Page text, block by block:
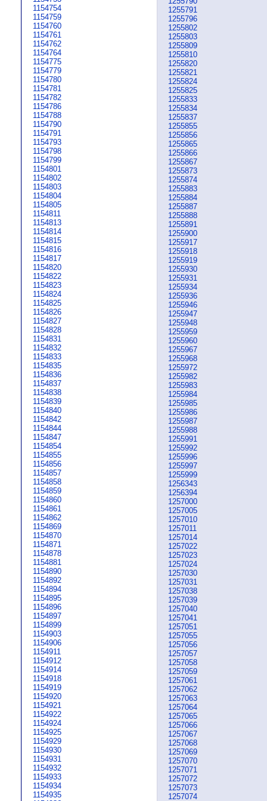
1154754
1154759
1154760
1154761
1154762
1154764
1154775
1154779
1154780
1154781
1154782
1154786
1154788
1154790
1154791
1154793
1154798
1154799
1154801
1154802
1154803
1154804
1154805
1154811
1154813
1154814
1154815
1154816
1154817
1154820
1154822
1154823
1154824
1154825
1154826
1154827
1154828
1154831
1154832
1154833
1154835
1154836
1154837
1154838
1154839
1154840
1154842
1154844
1154847
1154854
1154855
1154856
1154857
1154858
1154859
1154860
1154861
1154862
1154869
1154870
1154871
1154878
1154881
1154890
1154892
1154894
1154895
1154896
1154897
1154899
1154903
1154906
1154911
1154912
1154914
1154918
1154919
1154920
1154921
1154922
1154924
1154925
1154929
1154930
1154931
1154932
1154933
1154934
1154935
1255791
1255796
1255802
1255803
1255809
1255810
1255820
1255821
1255824
1255825
1255833
1255834
1255837
1255855
1255856
1255865
1255866
1255867
1255873
1255874
1255883
1255884
1255887
1255888
1255891
1255900
1255917
1255918
1255919
1255930
1255931
1255934
1255936
1255946
1255947
1255948
1255959
1255960
1255967
1255968
1255972
1255982
1255983
1255984
1255985
1255986
1255987
1255988
1255991
1255992
1255996
1255997
1255999
1256343
1256394
1257000
1257005
1257010
1257011
1257014
1257022
1257023
1257024
1257030
1257031
1257038
1257039
1257040
1257041
1257051
1257055
1257056
1257057
1257058
1257059
1257061
1257062
1257063
1257064
1257065
1257066
1257067
1257068
1257069
1257070
1257071
1257072
1257073
1257074